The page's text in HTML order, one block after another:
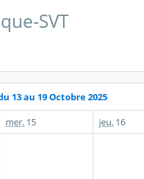
SVT
13 au 19 Octobre 2025
mer. 15 jeu. 16